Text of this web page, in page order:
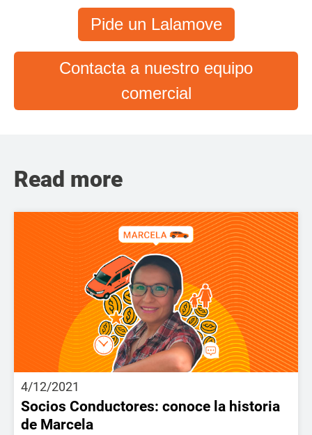
Pide un Lalamove
Contacta a nuestro equipo
comercial
Read more
4/12/2021
Socios Conductores: conoce la historia
de Marcela